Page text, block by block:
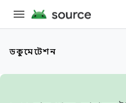
ডকুমেন্টেশন